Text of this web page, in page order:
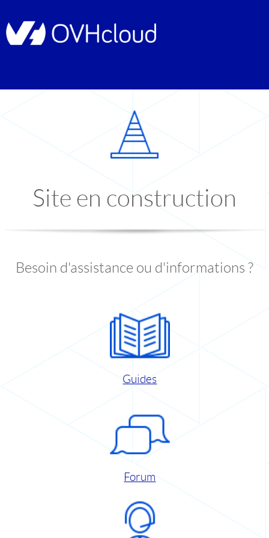
Site en construction
Besoin d'assistance ou d'informations ?
Guides
Forum